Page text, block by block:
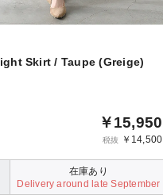
Skirt / Taupe (Greige)
￥15,950
税抜 ￥14,500
在庫あり
Delivery around late September